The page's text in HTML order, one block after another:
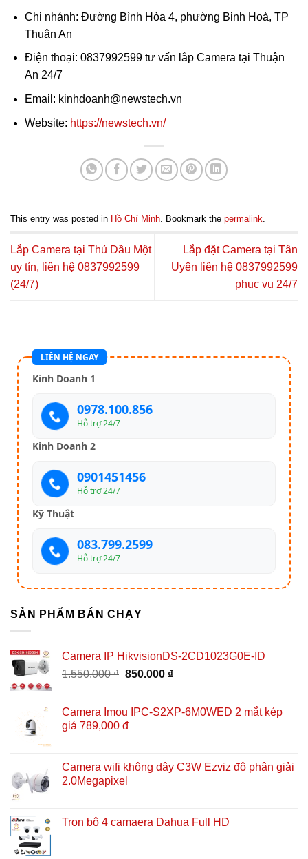
Chi nhánh: Đường Bình Hòa 4, phường Binh Hoà, TP
Thuận An
Điện thoại: 0837992599 tư vấn lắp Camera tại Thuận
An 24/7
Email: kinhdoanh@newstech.vn
Website: https://newstech.vn/
This entry was posted in Hồ Chí Minh . Bookmark the permalink
Lắp Camera tại Thủ Dầu Một
uy tín, liên hệ 0837992599
(24/7)
Lắp đặt Camera tại Tân
Uyên liên hệ 0837992599
phục vụ 24/7
LIÊN HỆ NGAY
Kinh Doanh 1
0978.100.856
Hỗ trợ 24/7
Kinh Doanh 2
0901451456
Hỗ trợ 24/7
Kỹ Thuật
083.799.2599
Hỗ trợ 24/7
SẢN PHẨM BÁN CHẠY
Camera IP HikvisionDS-2CD1023G0E-ID
1.550.000₫ Giá
1.550.000 ₫.
850.000 ₫Giá
là:
Camera Imou IPC-S2XP-6M0WED 2 mắt kép
giá 789,000 đ
Camera wifi không dây C3W Ezviz độ phân giải
2.0Megapixel
Trọn bộ 4 camaera Dahua Full HD